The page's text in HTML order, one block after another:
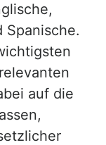
Spanische.
auf die